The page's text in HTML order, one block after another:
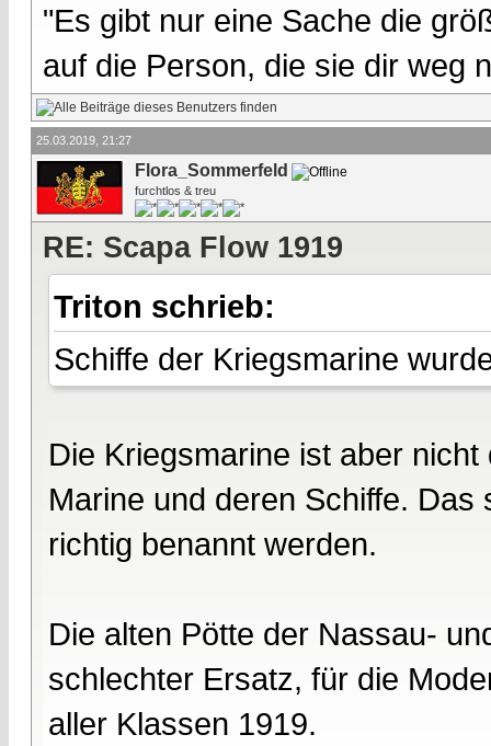
"Es gibt nur eine Sache die
auf die Person, die sie dir weg
25.03.2019, 21:27
Flora_Sommerfeld
furchtlos & treu
RE: Scapa Flow 1919
Triton schrieb:
Schiffe der Kriegsmarine
Die Kriegsmarine ist aber
Marine und deren Schiffe.
richtig benannt werden.
Die alten Pötte der Nassau-
schlechter Ersatz, für die
aller Klassen 1919.